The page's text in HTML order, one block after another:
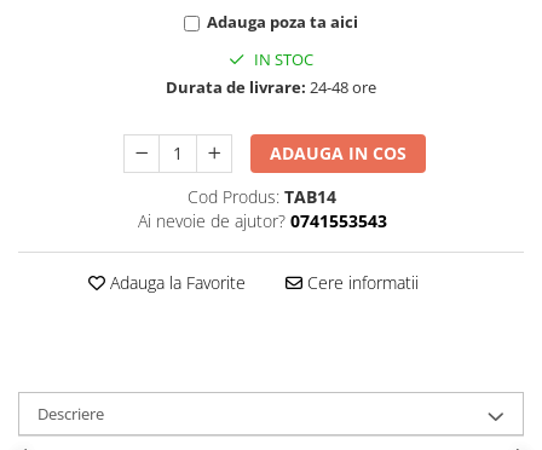
Adauga poza ta aici
IN STOC
Durata de livrare: 24-48 ore
ADAUGA IN COS
Cod Produs: TAB14
Ai nevoie de ajutor? 0741553543
Adauga la Favorite Cere informatii
Descriere